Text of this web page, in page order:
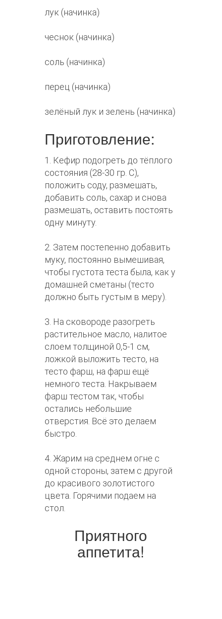
лук (начинка)
чеснок (начинка)
соль (начинка)
перец (начинка)
зелёный лук и зелень (начинка)
Приготовление:
1. Кефир подогреть до тёплого
состояния (28-30 гр. С),
положить соду, размешать,
добавить соль, сахар и снова
размешать, оставить постоять
одну минуту.
2. Затем постепенно добавить
муку, постоянно вымешивая,
чтобы густота теста была, как у
домашней сметаны (тесто
должно быть густым в меру).
3. На сковороде разогреть
растительное масло, налитое
слоем толщиной 0,5-1 см,
ложкой выложить тесто, на
тесто фарш, на фарш ещё
немного теста. Накрываем
фарш тестом так, чтобы
остались небольшие
отверстия. Всё это делаем
быстро.
4. Жарим на среднем огне с
одной стороны, затем с другой
до красивого золотистого
цвета. Горячими подаем на
стол.
Приятного
аппетита!